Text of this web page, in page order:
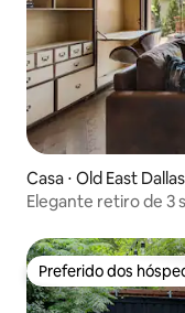
Casa ⋅ Old East Dallas
Elegante retiro de 3
Preferido dos
Preferido dos